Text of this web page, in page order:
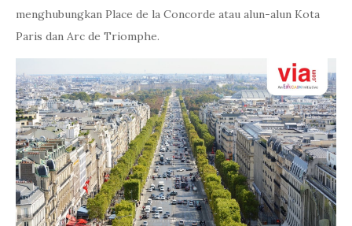
menghubungkan Place de la Concorde atau alun-alun Kota
Paris dan Arc de Triomphe.